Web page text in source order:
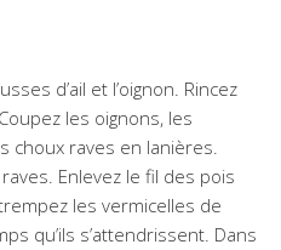
d’ail et l’oignon. Rincez
les oignons, les
choux raves en lanières.
Enlevez le fil des pois
les vermicelles de
qu’ils s’attendrissent. Dans